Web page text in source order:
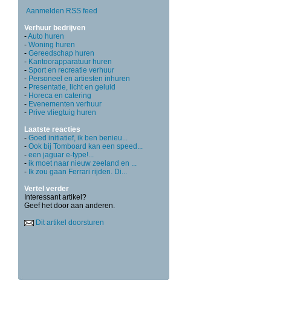
Aanmelden RSS feed
Verhuur bedrijven
-Auto huren
- Woning huren
- Gereedschap huren
- Kantoorapparatuur huren
- Sport en recreatie verhuur
- Personeel en artiesten inhuren
- Presentatie, licht en geluid
- Horeca en catering
- Evenementen verhuur
- Prive vliegtuig huren
Laatste reacties
- Goed initiatief, ik ben benieu...
- Ook bij Tomboard kan een speed...
- een jaguar e-type!...
- ik moet naar nieuw zeeland en ...
- Ik zou gaan Ferrari rijden. Di...
Vertel verder
Interessant artikel?
Geef het door aan anderen.
Dit artikel doorsturen